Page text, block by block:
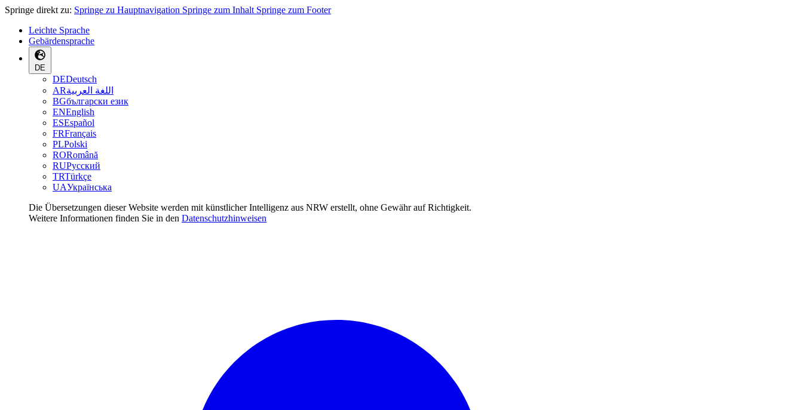
Springe direkt zu: Springe zu Hauptnavigation Springe zum Inhalt Springe zum Footer
Leichte Sprache
Gebärdensprache
DE
DEDeutsch
ARاللغة العربية
BGбългарски език
ENEnglish
ESEspañol
FRFrançais
PLPolski
RORomână
RUРусский
TRTürkçe
UAУкраїнська
Die Übersetzungen dieser Website werden mit künstlicher Intelligenz aus NRW erstellt, ohne Gewähr auf Richtigkeit.
Weitere Informationen finden Sie in den Datenschutzhinweisen